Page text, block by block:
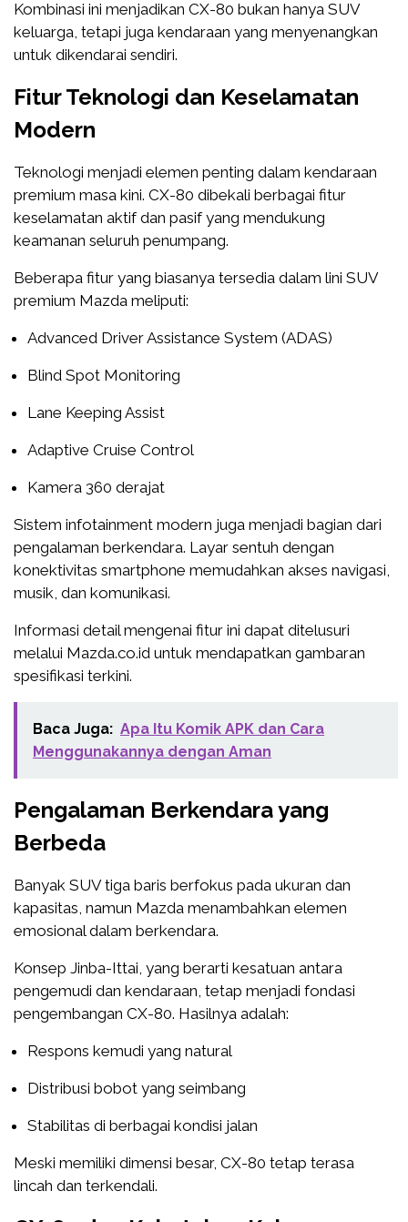
Kombinasi ini menjadikan CX-80 bukan hanya SUV
keluarga, tetapi juga kendaraan yang menyenangkan
untuk dikendarai sendiri.
Fitur Teknologi dan Keselamatan
Modern
Teknologi menjadi elemen penting dalam kendaraan
premium masa kini. CX-80 dibekali berbagai fitur
keselamatan aktif dan pasif yang mendukung
keamanan seluruh penumpang.
Beberapa fitur yang biasanya tersedia dalam lini SUV
premium Mazda meliputi:
Advanced Driver Assistance System (ADAS)
Blind Spot Monitoring
Lane Keeping Assist
Adaptive Cruise Control
Kamera 360 derajat
Sistem infotainment modern juga menjadi bagian dari
pengalaman berkendara. Layar sentuh dengan
konektivitas smartphone memudahkan akses navigasi,
musik, dan komunikasi.
Informasi detail mengenai fitur ini dapat ditelusuri
melalui Mazda.co.id untuk mendapatkan gambaran
spesifikasi terkini.
Baca Juga: Apa Itu Komik APK dan Cara
Menggunakannya dengan Aman
Pengalaman Berkendara yang
Berbeda
Banyak SUV tiga baris berfokus pada ukuran dan
kapasitas, namun Mazda menambahkan elemen
emosional dalam berkendara.
Konsep Jinba-Ittai, yang berarti kesatuan antara
pengemudi dan kendaraan, tetap menjadi fondasi
pengembangan CX-80. Hasilnya adalah:
Respons kemudi yang natural
Distribusi bobot yang seimbang
Stabilitas di berbagai kondisi jalan
Meski memiliki dimensi besar, CX-80 tetap terasa
lincah dan terkendali.